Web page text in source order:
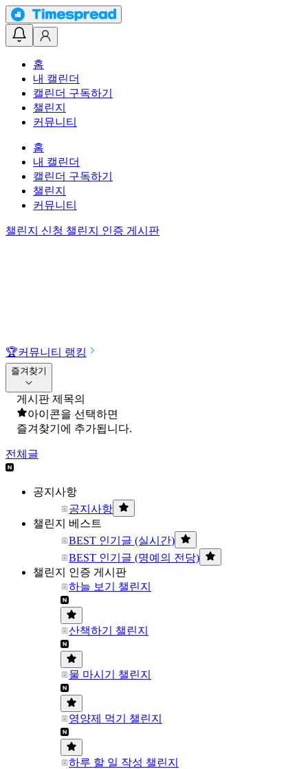
홈
내 캘린더
캘린더 구독하기
챌린지
커뮤니티
홈
내 캘린더
캘린더 구독하기
챌린지
커뮤니티
챌린지 신청 챌린지 인증 게시판
🏆커뮤니티 랭킹
즐겨찾기
게시판 제목의
아이콘을 선택하면
즐겨찾기에 추가됩니다.
전체글
공지사항
공지사항
챌린지 베스트
BEST 인기글 (실시간)
BEST 인기글 (명예의 전당)
챌린지 인증 게시판
하늘 보기 챌린지
산책하기 챌린지
물 마시기 챌린지
영양제 먹기 챌린지
하루 할 일 작성 챌린지